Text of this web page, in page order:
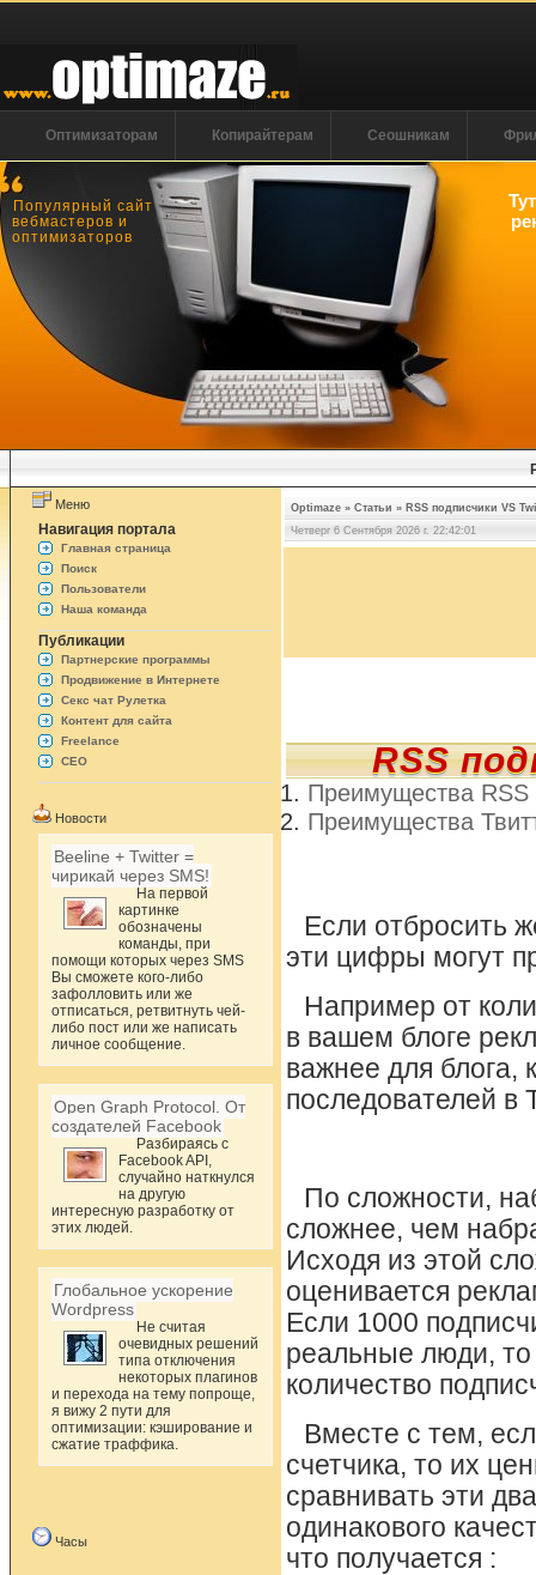
Оптимизаторам Копирайтерам Сеошникам
Популярный сайт
вебмастеров и
оптимизаторов
Меню
Навигация портала
Главная страница
Поиск
Пользователи
Наша команда
Публикации
Партнерские программы
Продвижение в Интернете
Секс чат Рулетка
Контент для сайта
Freelance
СЕО
Новости
Beeline + Twitter =
чирикай через SMS!
На первой
картинке
обозначены
команды, при
помощи которых через SMS
Вы сможете кого-либо
зафолловить или же
отписаться, ретвитнуть чей-
либо пост или же написать
личное сообщение.
Open Graph Protocol. От
создателей Facebook
Разбираясь с
Facebook API,
случайно наткнулся
на другую
интересную разработку от
этих людей.
Глобальное ускорение
Wordpress
Не считая
очевидных решений
типа отключения
некоторых плагинов
и перехода на тему попроще,
я вижу 2 пути для
оптимизации: кэширование и
сжатие траффика.
Часы
Optimaze » Статьи » RSS подписчики VS
Четверг 6 Сентября 2026 г. 22:42:02
RSS
Преимущества RSS
Преимущества
Если отбросить
эти цифры могут
Например от
в вашем блоге
важнее для блога,
последователей в
По сложности,
сложнее, чем
Исходя из этой
оценивается
Если 1000
реальные люди,
количество
Вместе с тем,
счетчика, то их
сравнивать эти
одинакового
что получается :